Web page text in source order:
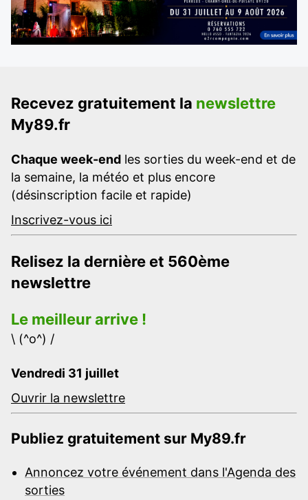
Recevez gratuitement la newslettre
My89.fr
Chaque week-end les sorties du week-end et de
la semaine, la météo et plus encore
(désinscription facile et rapide)
Inscrivez-vous ici
Relisez la dernière et 560ème
newslettre
Le meilleur arrive !
\ (^o^) /
Vendredi 31 juillet
Ouvrir la newslettre
Publiez gratuitement sur My89.fr
Annoncez votre événement dans l'Agenda des
sorties